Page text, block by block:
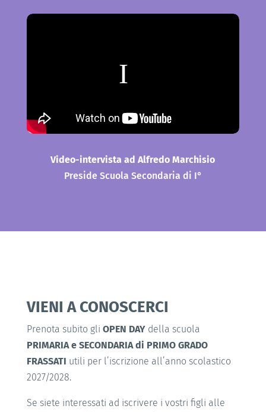
Video-intervista ad Alfredo Marchisio
Preside Scuola Secondaria di I°
VIENI A CONOSCERCI
Prenota subito gli OPEN DAYdella scuola
PRIMARIA e SECONDARIA di PRIMO GRADO
FRASSATI utili per l’iscrizione all’anno scolastico
2027/2028.
Se siete interessati ad iscrivere i vostri figli alle